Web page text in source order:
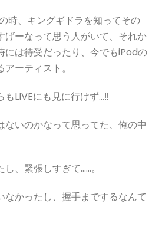
時、キングギドラを知ってその
げーなって思う人がいて、それか
には待受だったり、今でもiPodの
ーティスト。
LIVEにも見に行けず…‼
ないのかなって思ってた、俺の中
、緊張しすぎて……。
なかったし、握手までするなんて